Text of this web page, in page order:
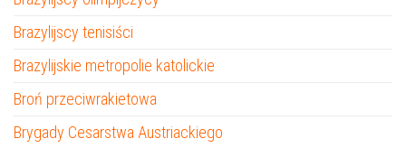
Brazylijscy tenisiści
Brazylijskie metropolie katolickie
Broń przeciwrakietowa
Brygady Cesarstwa Austriackiego